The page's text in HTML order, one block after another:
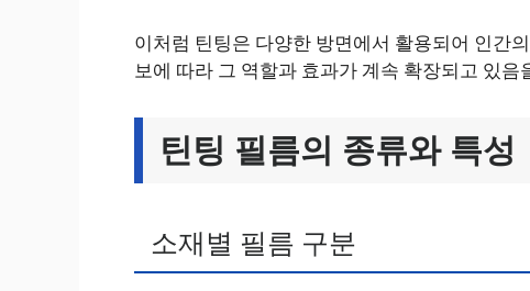
이처럼 틴팅은 다양한 방면에서 활용되어 인간
보에 따라 그 역할과 효과가 계속 확장되고 있음
틴팅 필름의 종류와 특성
소재별 필름 구분